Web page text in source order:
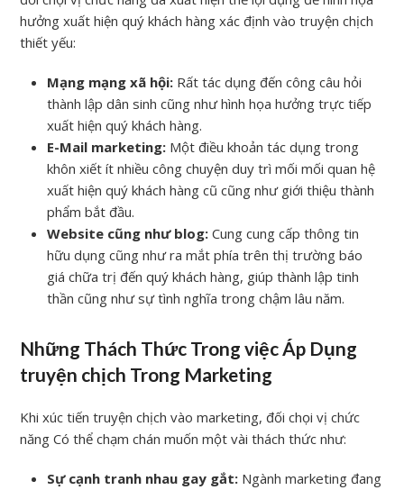
hưởng xuất hiện quý khách hàng xác định vào truyện chịch
thiết yếu:
Mạng mạng xã hội: Rất tác dụng đến công câu hỏi
thành lập dân sinh cũng như hình họa hưởng trực tiếp
xuất hiện quý khách hàng.
E-Mail marketing: Một điều khoản tác dụng trong
khôn xiết ít nhiều công chuyện duy trì mối mối quan hệ
xuất hiện quý khách hàng cũ cũng như giới thiệu thành
phẩm bắt đầu.
Website cũng như blog: Cung cung cấp thông tin
hữu dụng cũng như ra mắt phía trên thị trường báo
giá chữa trị đến quý khách hàng, giúp thành lập tinh
thần cũng như sự tình nghĩa trong chậm lâu năm.
Những Thách Thức Trong việc Áp Dụng
truyện chịch Trong Marketing
Khi xúc tiến truyện chịch vào marketing, đối chọi vị chức
năng Có thể chạm chán muốn một vài thách thức như:
Sự cạnh tranh nhau gay gắt: Ngành marketing đang